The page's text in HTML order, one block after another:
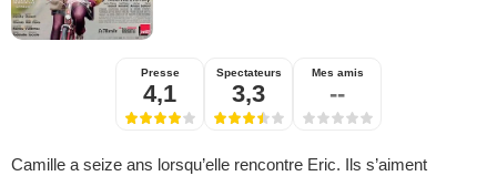
Presse
4,1
Spectateurs
3,3
Mes amis
--
Camille a seize ans lorsqu’elle rencontre Eric. Ils s’aiment